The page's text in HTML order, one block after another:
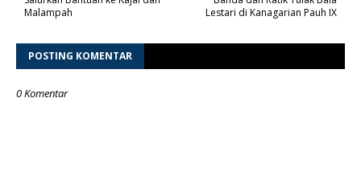
Lestari di Kanagarian Pauh IX
Malampah
POSTING KOMENTAR
0 Komentar